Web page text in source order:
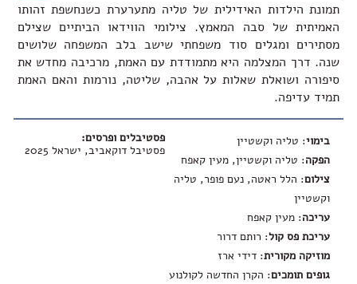
תמונת הילדות האידילית של טליה מתערערת כשנחשפת זהותו
האמיתית של סבה המאמץ. צילומי הווידאו הביתיים שצילם
מסתירים ומגלים סוד משפחתי שישב בלב המשפחה שלושים
שנה. דרך המצלמה היא מתמודדת עם האמת, מרכיבה מחדש את
סיפורה ושואלת שאלות על אהבה, שליטה, נורמות והאם האמת
תמיד עדיפה.
פסטיבלים ופרסים:
פסטיבל דוקאביב, ישראל 2025
בימוי: טליה וקשטיין
הפקה: טליה וקשטיין, מעין קאפח
צילום: הלל ראטה, נעם פופר, טליה
וקשטיין
עריכה: מעין קאפח
עריכת פס קול: רותם דרור
מוזיקה מקורית: דידי ארז
גופים תומכים: הקרן החדשה לקולנוע